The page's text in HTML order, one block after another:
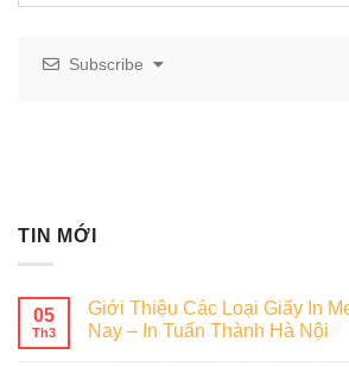
Subscribe
TIN MỚI
05
Th3
Giới Thiệu Các Loại Giấy In
Nay – In Tuấn Thành Hà Nội